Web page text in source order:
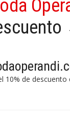
10% de